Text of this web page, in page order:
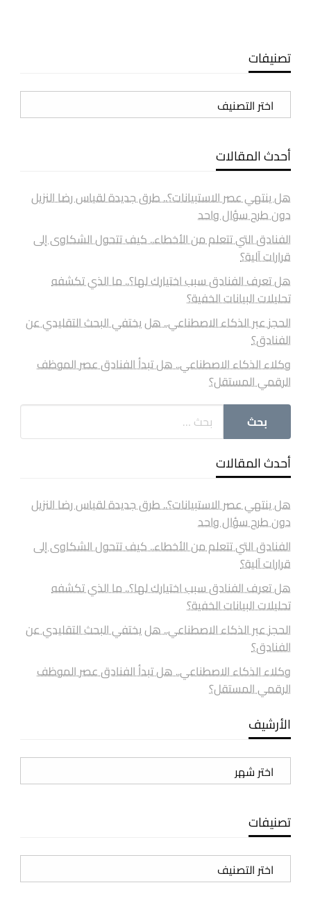
تصنيفات
تصنيفات
أحدث المقالات
هل ينتهي عصر الاستبيانات؟.. طرق جديدة لقياس رضا النزيل
دون طرح سؤال واحد
الفنادق التي تتعلم من الأخطاء.. كيف تتحول الشكاوى إلى
قرارات آلية؟
هل تعرف الفنادق سبب اختيارك لها؟.. ما الذي تكشفه
تحليلات البيانات الخفية؟
الحجز عبر الذكاء الاصطناعي.. هل يختفي البحث التقليدي عن
الفنادق؟
وكلاء الذكاء الاصطناعي.. هل تبدأ الفنادق عصر الموظف
الرقمي المستقل؟
أحدث المقالات
هل ينتهي عصر الاستبيانات؟.. طرق جديدة لقياس رضا النزيل
دون طرح سؤال واحد
الفنادق التي تتعلم من الأخطاء.. كيف تتحول الشكاوى إلى
قرارات آلية؟
هل تعرف الفنادق سبب اختيارك لها؟.. ما الذي تكشفه
تحليلات البيانات الخفية؟
الحجز عبر الذكاء الاصطناعي.. هل يختفي البحث التقليدي عن
الفنادق؟
وكلاء الذكاء الاصطناعي.. هل تبدأ الفنادق عصر الموظف
الرقمي المستقل؟
الأرشيف
الأرشيف
تصنيفات
تصنيفات